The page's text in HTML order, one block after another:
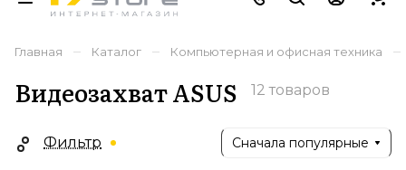
Главная – Каталог – Компьютерная и офисная техника –
Видеозахват ASUS 12 товаров
Фильтр Сначала популярные